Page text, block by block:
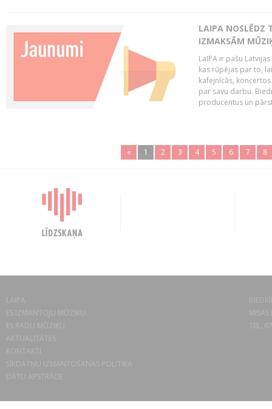
LAIPA NOSLĒDZ
IZMAKSĀM
LaIPA ir pašu
kas rūpējas par to,
kafejnīcās,
par savu darbu.
producentus un
« 1 2 3 4 5 6 7 8
LAIPA
ES IZMANTOJU MŪZIKU
ES RADU MŪZIKU
AKTUALITĀTES
KONTAKTI
SĪKDATŅU IZMANTOŠANAS POLITIKA
DATU APSTRĀDE
TEL.